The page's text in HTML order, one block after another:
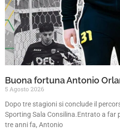
Buona fortuna Antonio
5 Agosto 2026
Dopo tre stagioni si conclude il
Sporting Sala Consilina.Entrato a far
tre anni fa, Antonio